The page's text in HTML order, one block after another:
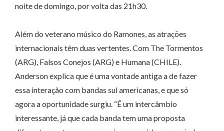
noite de domingo, por volta das 21h30.
Além do veterano músico do Ramones, as atrações
internacionais têm duas vertentes. Com The Tormentos
(ARG), Falsos Conejos (ARG) e Humana (CHILE).
Anderson explica que é uma vontade antiga a de fazer
essa interação com bandas sul americanas, e que só
agora a oportunidade surgiu. “É um intercâmbio
interessante, já que cada banda tem uma proposta